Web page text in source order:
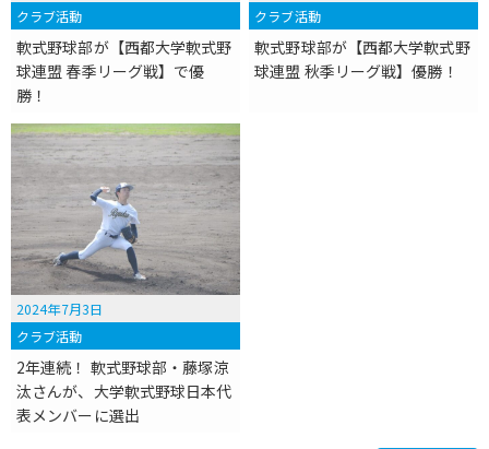
クラブ活動
軟式野球部が【西都大学軟式野
球連盟 春季リーグ戦】で優
勝！
クラブ活動
軟式野球部が【西都大学軟式野
球連盟 秋季リーグ戦】優勝！
2024年7月3日
クラブ活動
2年連続！ 軟式野球部・藤塚涼
汰さんが、大学軟式野球日本代
表メンバーに選出